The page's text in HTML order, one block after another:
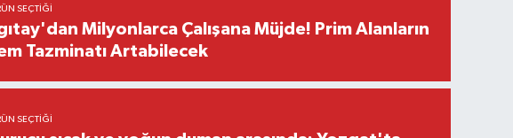
SEÇTIĞI
Milyonlarca Çalışana Müjde! Prim Alanların
Tazminatı Artabilecek
SEÇTIĞI